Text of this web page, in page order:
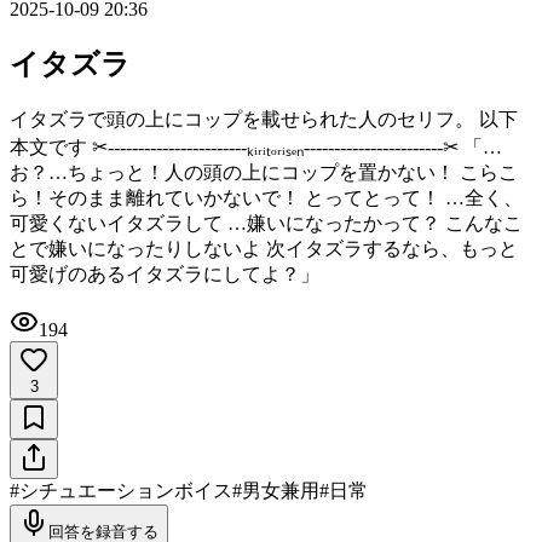
2025-10-09 20:36
イタズラ
イタズラで頭の上にコップを載せられた人のセリフ。 以下
本文です ✂︎-----------------------ₖᵢᵣᵢₜₒᵣᵢₛₑₙ-----------------------✂︎ 「…
お？…ちょっと！人の頭の上にコップを置かない！ こらこ
ら！そのまま離れていかないで！ とってとって！ …全く、
可愛くないイタズラして …嫌いになったかって？ こんなこ
とで嫌いになったりしないよ 次イタズラするなら、もっと
可愛げのあるイタズラにしてよ？」
194
3
#シチュエーションボイス#男女兼用#日常
回答を録音する